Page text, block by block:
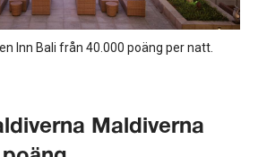
Inn Bali från 40.000 poäng per natt.
Maldiverna